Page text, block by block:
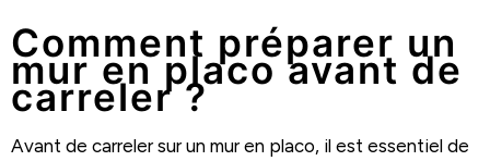
Comment préparer un
mur en placo avant de
carreler ?
Avant de carreler sur un mur en placo, il est essentiel de